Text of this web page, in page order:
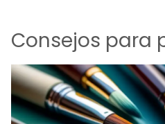
Consejos para